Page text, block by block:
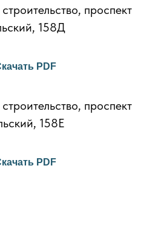
проспект
158Д
PDF
проспект
158Е
PDF